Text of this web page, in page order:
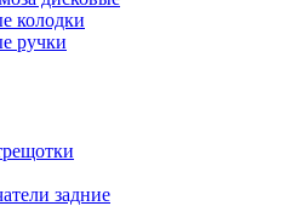
колодки
ручки
задние